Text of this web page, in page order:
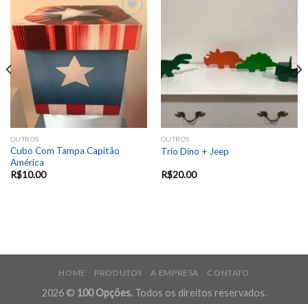
Add to
wishlist
OUTROS
Cubo Com Tampa Capitão
América
R$10.00
OUTROS
Trio Dino + Jeep
R$20.00
HOME PRODUTOS A EMPRESA CONTATO
2026 © 100 Opções.Todos os direitos reservados.